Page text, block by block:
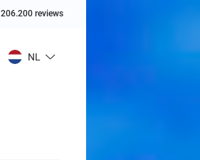
206.200 reviews
NL